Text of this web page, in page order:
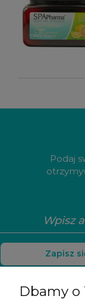
Podaj
Zapisz
Dbamy o